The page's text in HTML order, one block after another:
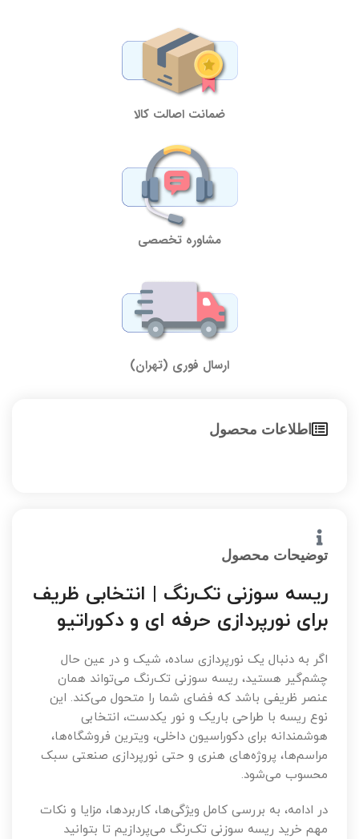
ضمانت اصالت کالا
مشاوره تخصصی
ارسال فوری (تهران)
اطلاعات محصول
توضیحات محصول
ریسه سوزنی تک‌رنگ | انتخابی ظریف
برای نورپردازی حرفه ای و دکوراتیو
اگر به دنبال یک نورپردازی ساده، شیک و در عین حال
چشم‌گیر هستید، ریسه سوزنی تک‌رنگ می‌تواند همان
عنصر ظریفی باشد که فضای شما را متحول می‌کند. این
نوع ریسه با طراحی باریک و نور یکدست، انتخابی
هوشمندانه برای دکوراسیون داخلی، ویترین فروشگاه‌ها،
مراسم‌ها، پروژه‌های هنری و حتی نورپردازی صنعتی سبک
محسوب می‌شود.
در ادامه، به بررسی کامل ویژگی‌ها، کاربردها، مزایا و نکات
مهم خرید ریسه سوزنی تک‌رنگ می‌پردازیم تا بتوانید